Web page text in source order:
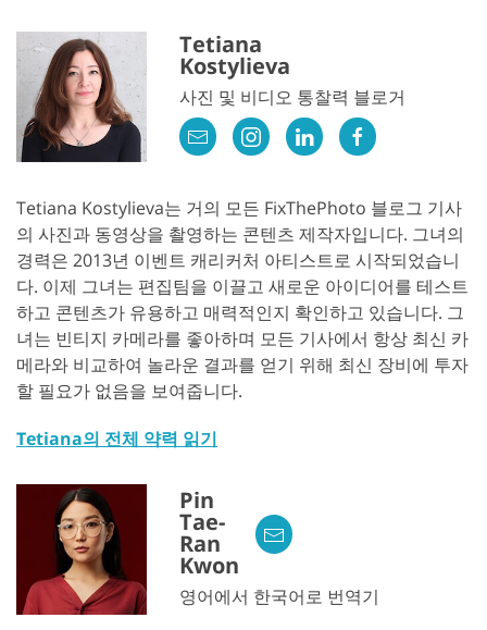
Tetiana
Kostylieva
사진 및 비디오 통찰력 블로거
Tetiana Kostylieva는 거의 모든 FixThePhoto 블로그 기사
의 사진과 동영상을 촬영하는 콘텐츠 제작자입니다. 그녀의
경력은 2013년 이벤트 캐리커처 아티스트로 시작되었습니
다. 이제 그녀는 편집팀을 이끌고 새로운 아이디어를 테스트
하고 콘텐츠가 유용하고 매력적인지 확인하고 있습니다. 그
녀는 빈티지 카메라를 좋아하며 모든 기사에서 항상 최신 카
메라와 비교하여 놀라운 결과를 얻기 위해 최신 장비에 투자
할 필요가 없음을 보여줍니다.
Tetiana의 전체 약력 읽기
Pin
Tae-
Ran
Kwon
영어에서 한국어로 번역기